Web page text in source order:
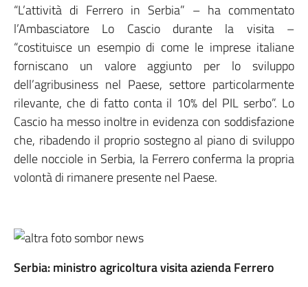
“L’attività di Ferrero in Serbia” – ha commentato
l’Ambasciatore Lo Cascio durante la visita –
“costituisce un esempio di come le imprese italiane
forniscano un valore aggiunto per lo sviluppo
dell’agribusiness nel Paese, settore particolarmente
rilevante, che di fatto conta il 10% del PIL serbo”. Lo
Cascio ha messo inoltre in evidenza con soddisfazione
che, ribadendo il proprio sostegno al piano di sviluppo
delle nocciole in Serbia, la Ferrero conferma la propria
volontà di rimanere presente nel Paese.
Serbia: ministro agricoltura visita azienda Ferrero